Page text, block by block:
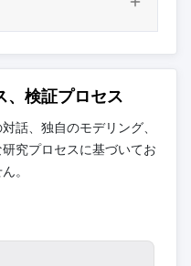
、検証プロセス
話、独自のモデリング、
究プロセスに基づいてお
。